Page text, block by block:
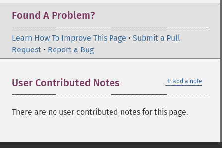
Found A Problem?
Learn How To Improve This Page • Submit a Pull
Request • Report a Bug
＋ add a note
User Contributed Notes
There are no user contributed notes for this page.